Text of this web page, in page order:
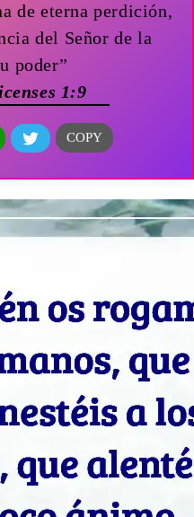
de eterna perdición,
del Señor de la
poder”
1:9